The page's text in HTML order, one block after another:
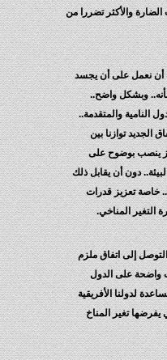
والأكثر تضررا من
نعمل على أن يجسد
وبشكل واضح..
النامية والمتقدمة..
توازنا بين
ينصب بوضوح على
دون أن يقابل ذلك
تعزيز قدرات
المناخي.
إلى اتفاق ملزم
على الدول
لدولنا الأفريقية
تغير المناخ